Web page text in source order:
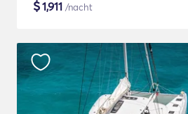
$1,911 /nacht